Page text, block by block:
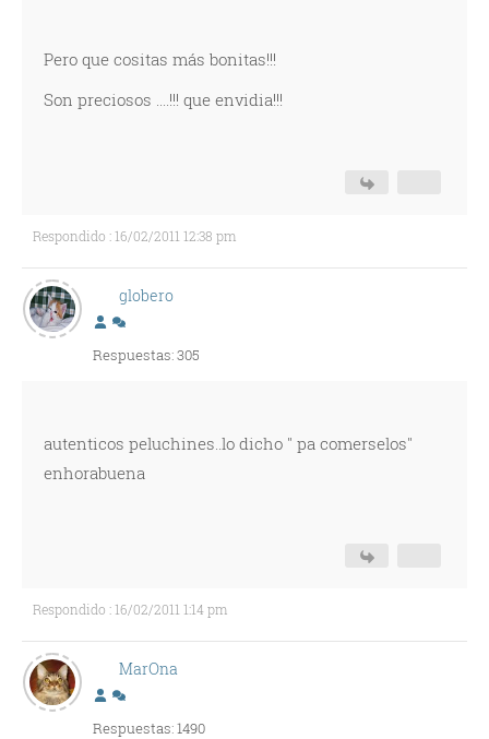
Pero que cositas más bonitas!!!
Son preciosos ....!!! que envidia!!!
Respondido : 16/02/2011 12:38 pm
globero
Respuestas: 305
autenticos peluchines..lo dicho " pa comerselos"
enhorabuena
Respondido : 16/02/2011 1:14 pm
MarOna
Respuestas: 1490